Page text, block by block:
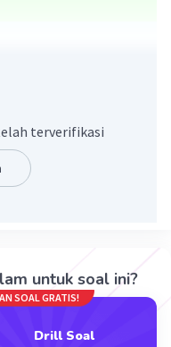
terverifikasi
untuk soal ini?
SOAL GRATIS!
Drill Soal